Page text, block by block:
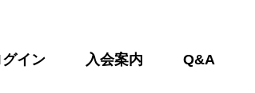
イン 入会案内 Q&A